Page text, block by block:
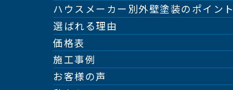
ハウスメーカー別外壁塗装のポイント
選ばれる理由
価格表
施工事例
お客様の声